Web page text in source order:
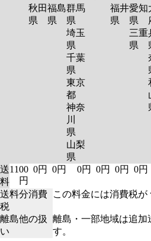
秋田
県
福島
県
群馬
県
埼玉
県
千葉
県
東京
都
神奈
川
県
山梨
県
福井
県
愛知
県
三重
県
送
料
1100
円
0円 0円 0円 0円 0円 0円
送料分消費
税
この料金には消費税が
離島他の扱
い
離島・一部地域は追加
す。